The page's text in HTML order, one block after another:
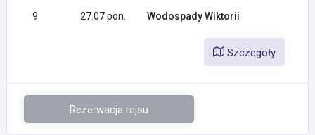
9 27.07 pon. Wodospady Wiktorii
Szczegoły
Rezerwacja rejsu